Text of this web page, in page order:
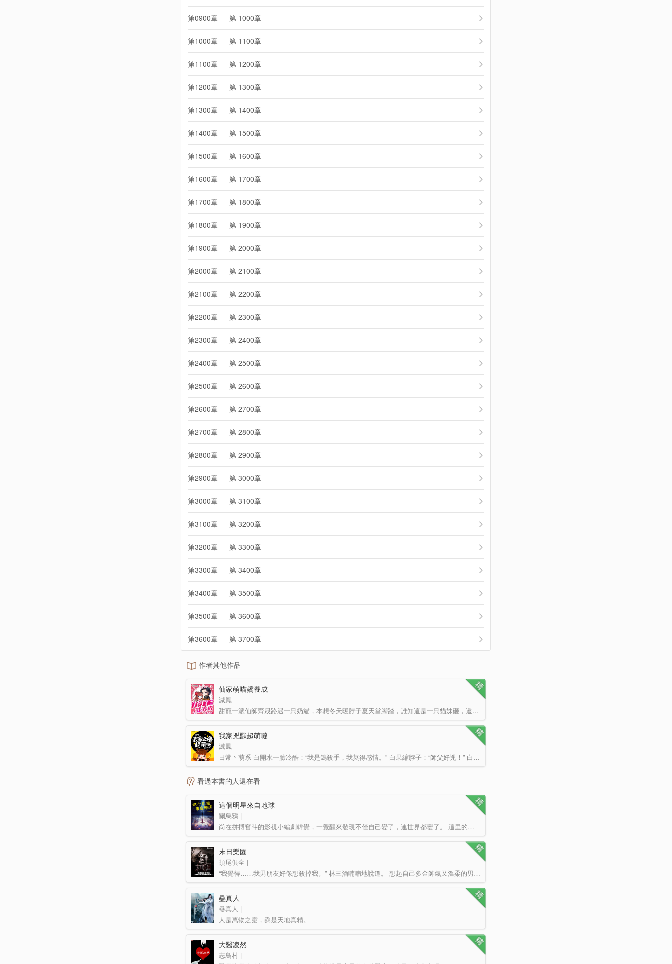
第0900章 --- 第 1000章
第1000章 --- 第 1100章
第1100章 --- 第 1200章
第1200章 --- 第 1300章
第1300章 --- 第 1400章
第1400章 --- 第 1500章
第1500章 --- 第 1600章
第1600章 --- 第 1700章
第1700章 --- 第 1800章
第1800章 --- 第 1900章
第1900章 --- 第 2000章
第2000章 --- 第 2100章
第2100章 --- 第 2200章
第2200章 --- 第 2300章
第2300章 --- 第 2400章
第2400章 --- 第 2500章
第2500章 --- 第 2600章
第2600章 --- 第 2700章
第2700章 --- 第 2800章
第2800章 --- 第 2900章
第2900章 --- 第 3000章
第3000章 --- 第 3100章
第3100章 --- 第 3200章
第3200章 --- 第 3300章
第3300章 --- 第 3400章
第3400章 --- 第 3500章
第3500章 --- 第 3600章
第3600章 --- 第 3700章
作者其他作品
仙家萌喵嬌養成
滅鳳
甜寵一派仙師齊晟路遇一只奶貓，本想冬天暖脖子夏天當腳踏，誰知這是一只貓妹砸，還變成蘿莉騎在了他身上。…
我家兇獸超萌噠
滅鳳
日常丶萌系 白開水一臉冷酷：“我是鴿殺手，我莫得感情。” 白果縮脖子：“師父好兇！” 白開水哼…
看過本書的人還在看
這個明星來自地球
關烏鴉 |
尚在拼搏奮斗的影視小編劇韓覺，一覺醒來發現不僅自己變了，連世界都變了。 這里的華夏，娛樂產業之發…
末日樂園
須尾俱全 |
“我覺得……我男朋友好像想殺掉我。” 林三酒喃喃地說道。 想起自己多金帥氣又溫柔的男友，她不…
蠱真人
蠱真人 |
人是萬物之靈，蠱是天地真精。
昔日舊夢，同名新作。
一個穿越…
大醫凌然
志鳥村 |